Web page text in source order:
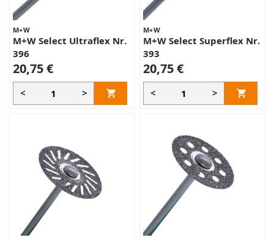
M+W
M+W Select Ultraflex Nr.
396
20,75 €
< >
M+W
M+W Select Superflex Nr.
393
20,75 €
< >